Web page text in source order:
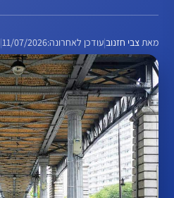
מאתצבי חזנוב|עודכן לאחרונה:11/07/2026
|